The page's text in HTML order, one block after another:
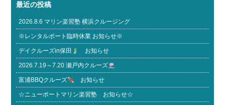
最近の投稿
2026.8.6 マリン楽習塾 横浜クルージング
※レンタルボート臨時休業 お知らせ※
デイクルーズin保田 お知らせ
2026.7.19～7.20 瀬戸内クルーズ
富浦BBQクルーズ お知らせ
☆ニューポートマリン楽習塾 お知らせ☆